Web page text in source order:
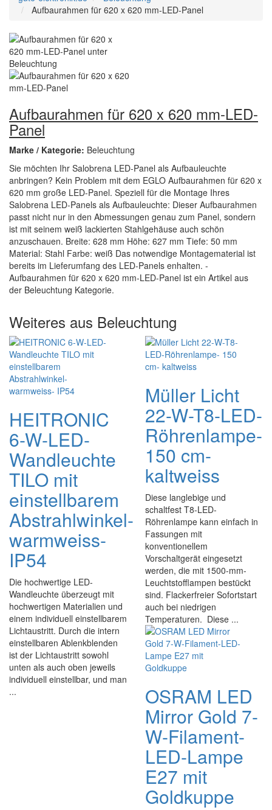
Aufbaurahmen für 620 x 620 mm-LED-Panel
Aufbaurahmen für 620 x 620 mm-LED-
Panel
Marke / Kategorie: Beleuchtung
Sie möchten Ihr Salobrena LED-Panel als Aufbauleuchte
anbringen? Kein Problem mit dem EGLO Aufbaurahmen für 620 x
620 mm große LED-Panel. Speziell für die Montage Ihres
Salobrena LED-Panels als Aufbauleuchte: Dieser Aufbaurahmen
passt nicht nur in den Abmessungen genau zum Panel, sondern
ist mit seinem weiß lackierten Stahlgehäuse auch schön
anzuschauen. Breite: 628 mm Höhe: 627 mm Tiefe: 50 mm
Material: Stahl Farbe: weiß Das notwendige Montagematerial ist
bereits im Lieferumfang des LED-Panels enhalten. -
Aufbaurahmen für 620 x 620 mm-LED-Panel ist ein Artikel aus
der Beleuchtung Kategorie.
Weiteres aus Beleuchtung
HEITRONIC
6-W-LED-
Wandleuchte
TILO mit
einstellbarem
Abstrahlwinkel-
warmweiss-
IP54
Die hochwertige LED-
Wandleuchte überzeugt mit
hochwertigen Materialien und
einem individuell einstellbarem
Lichtaustritt. Durch die intern
einstellbaren Ablenkblenden
ist der Lichtaustritt sowohl
unten als auch oben jeweils
individuell einstellbar, und man
...
Müller Licht
22-W-T8-LED-
Röhrenlampe-
150 cm-
kaltweiss
Diese langlebige und
schaltfest T8-LED-
Röhrenlampe kann einfach in
Fassungen mit
konventionellem
Vorschaltgerät eingesetzt
werden, die mit 1500-mm-
Leuchtstofflampen bestückt
sind. Flackerfreier Sofortstart
auch bei niedrigen
Temperaturen. Diese ...
OSRAM LED
Mirror Gold 7-
W-Filament-
LED-Lampe
E27 mit
Goldkuppe